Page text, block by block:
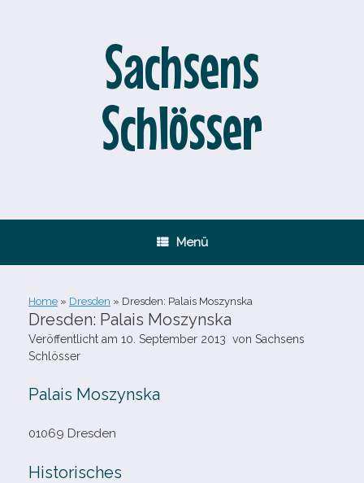
Sachsens
Schlösser
Menü
Home » Dresden » Dresden: Palais Moszynska
Dresden: Palais Moszynska
Veröffentlicht am 10. September 2013 von Sachsens
Schlösser
Palais Moszynska
01069 Dresden
Historisches